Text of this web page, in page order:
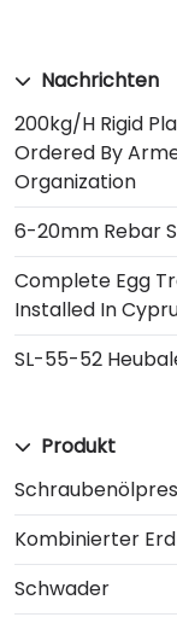
Nachrichten
200kg/h Rigid
Ordered By
Organization
6-20mm Rebar
Complete Egg
Installed In
SL-55-52
Produkt
Kombinierter
Schwader